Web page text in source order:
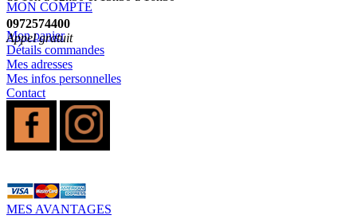
MON COMPTE
Mon panier
Détails commandes
Mes adresses
Mes infos personnelles
Contact
MES AVANTAGES
0972574400
Appel gratuit